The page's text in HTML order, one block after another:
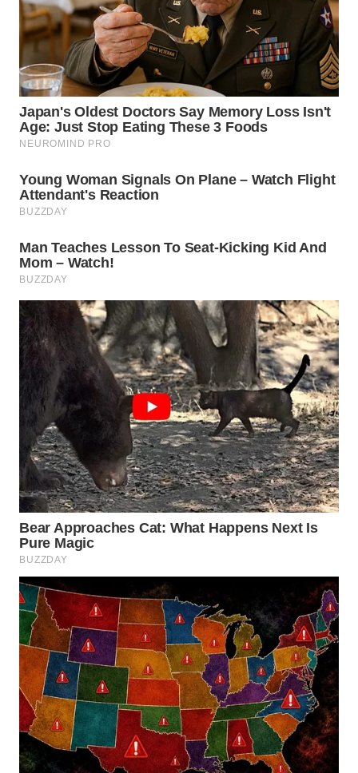
WN
TAPANULI
SELATAN
WN
TANJUNG
LESUNG
KARO
WN
WN
WN
TAPANULI
TENGAH
WN DELI
SERDANG
WN
TEBING
TINGGI
WN
PAKPAK
WN
KARAWANG
WN
BEKASI
WN
BOGOR